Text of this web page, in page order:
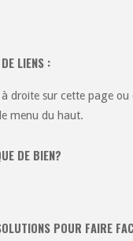
LIENS :
à droite sur cette page ou
menu du haut.
DE BIEN?
POUR FAIRE